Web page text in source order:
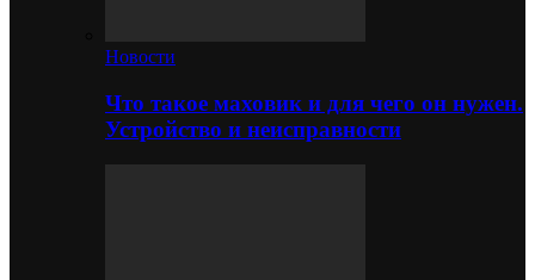
Новости
Что такое маховик и для чего он нужен.
Устройство и неисправности